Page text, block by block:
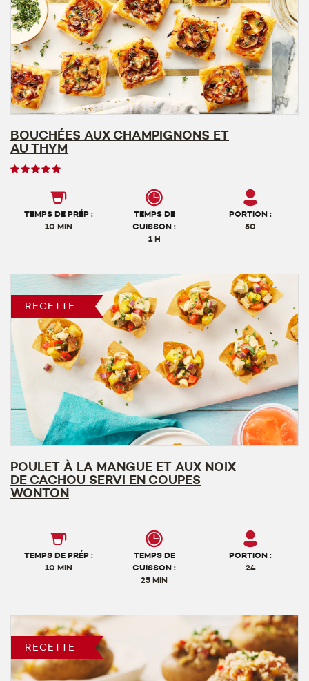
BOUCHÉES AUX CHAMPIGNONS ET
AU THYM
Note
utilisateurs,
TEMPS DE PRÉP :
10 MIN
TEMPS DE
CUISSON :
1 H
PORTION :
50
RECETTE
POULET À LA MANGUE ET AUX NOIX
DE CACHOU SERVI EN COUPES
WONTON
TEMPS DE PRÉP :
10 MIN
TEMPS DE
CUISSON :
25 MIN
PORTION :
24
RECETTE